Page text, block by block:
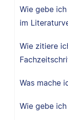
Wie gebe
im
Wie zitiere
Was mache
Wie gebe